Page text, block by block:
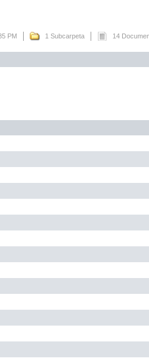
PM 1 Subcarpeta 14